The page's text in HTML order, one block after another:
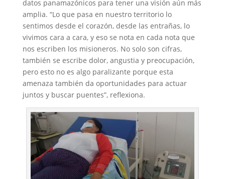
datos panamazónicos para tener una visión aún más
amplia. “Lo que pasa en nuestro territorio lo
sentimos desde el corazón, desde las entrañas, lo
vivimos cara a cara, y eso se nota en cada nota que
nos escriben los misioneros. No solo son cifras,
también se escribe dolor, angustia y preocupación,
pero esto no es algo paralizante porque esta
amenaza también da oportunidades para actuar
juntos y buscar puentes”, reflexiona.